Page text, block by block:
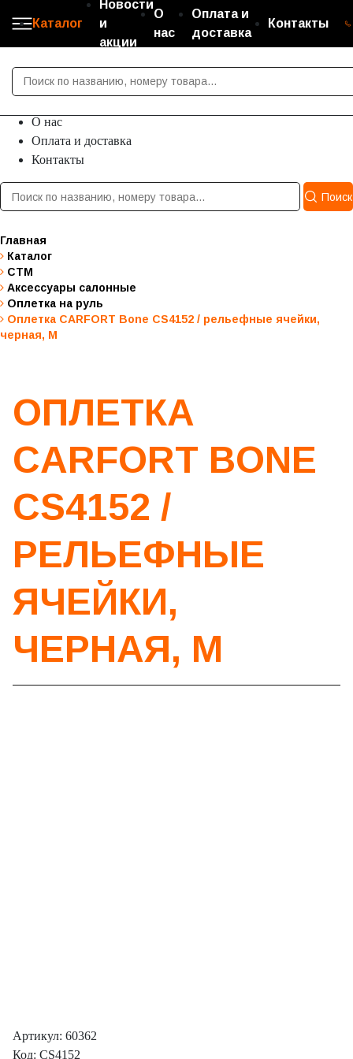
Каталог
Новости
и
акции
О
нас
Оплата и
доставка
Контакты
Каталог
О нас
Оплата и доставка
Контакты
Поиск
Главная
Каталог
СТМ
Аксессуары салонные
Оплетка на руль
Оплетка CARFORT Bone CS4152 / рельефные ячейки,
черная, М
ОПЛЕТКА
CARFORT BONE
CS4152 /
РЕЛЬЕФНЫЕ
ЯЧЕЙКИ,
ЧЕРНАЯ, М
Артикул: 60362
Код: CS4152